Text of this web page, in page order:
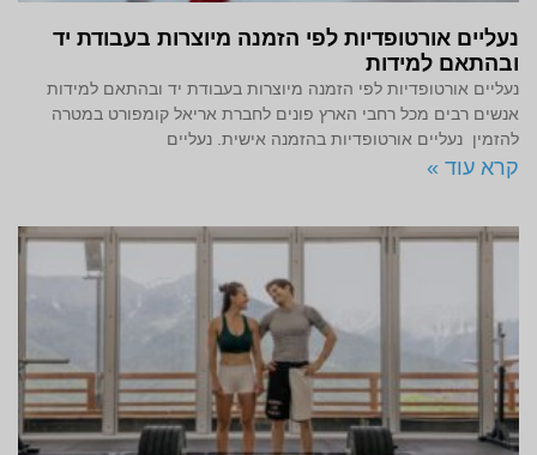
נעליים אורטופדיות לפי הזמנה מיוצרות בעבודת יד
ובהתאם למידות
נעליים אורטופדיות לפי הזמנה מיוצרות בעבודת יד ובהתאם למידות
אנשים רבים מכל רחבי הארץ פונים לחברת אריאל קומפורט במטרה
להזמין נעליים אורטופדיות בהזמנה אישית. נעליים
קרא עוד »